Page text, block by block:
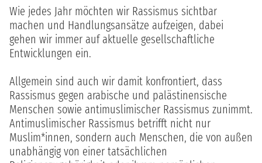
Wie jedes Jahr möchten wir Rassismus sichtbar
machen und Handlungsansätze aufzeigen, dabei
gehen wir immer auf aktuelle gesellschaftliche
Entwicklungen ein.
Allgemein sind auch wir damit konfrontiert, dass
Rassismus gegen arabische und palästinensische
Menschen sowie antimuslimischer Rassismus zunimmt.
Antimuslimischer Rassismus betrifft nicht nur
Muslim*innen, sondern auch Menschen, die von außen
unabhängig von einer tatsächlichen